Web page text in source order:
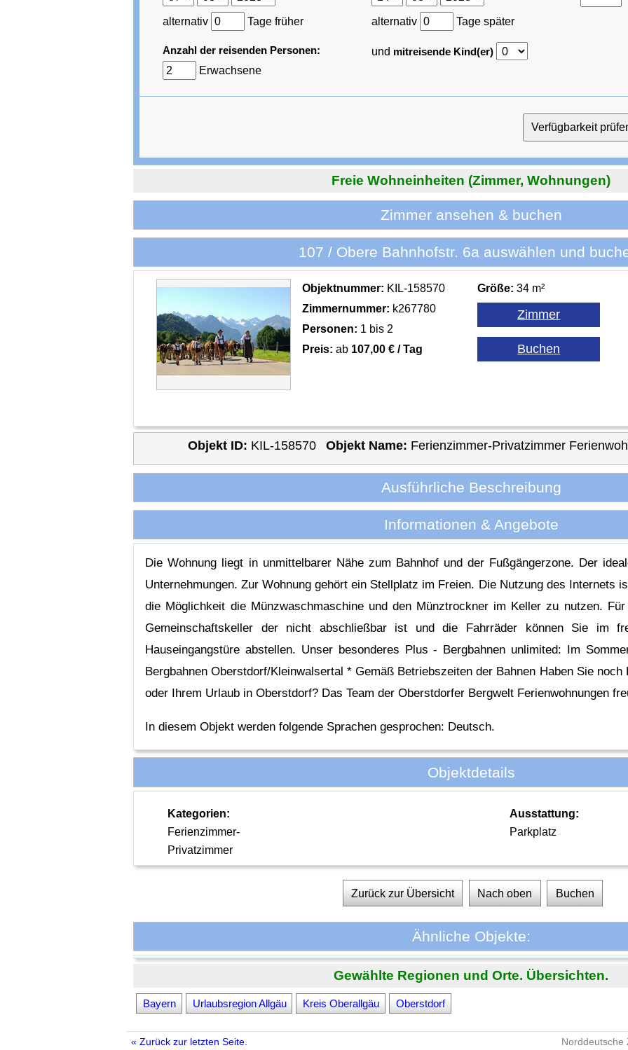
alternativ Tage früher alternativ Tage später
Anzahl der reisenden Personen:
Erwachsene
und mitreisende Kind(er)
Freie Wohneinheiten (Zimmer, Wohnungen)
Zimmer ansehen & buchen
107 / Obere Bahnhofstr. 6a auswählen und
Objektnummer: KIL-158570
Zimmernummer: k267780
Personen: 1 bis 2
Preis: ab 107,00 € / Tag
Größe: 34 m²
Objekt ID: KIL-158570 Objekt Name: Ferienzimmer-Privatzimmer
Ausführliche Beschreibung
Informationen & Angebote
Die Wohnung liegt in unmittelbarer Nähe zum Bahnhof und der Fußgängerzone. Der
Unternehmungen. Zur Wohnung gehört ein Stellplatz im Freien. Die Nutzung des Internets
die Möglichkeit die Münzwaschmaschine und den Münztrockner im Keller zu nutzen.
Gemeinschaftskeller der nicht abschließbar ist und die Fahrräder können Sie im
Hauseingangstüre abstellen. Unser besonderes Plus - Bergbahnen unlimited: Im
Bergbahnen Oberstdorf/Kleinwalsertal * Gemäß Betriebszeiten der Bahnen Haben Sie noch
oder Ihrem Urlaub in Oberstdorf? Das Team der Oberstdorfer Bergwelt Ferienwohnungen
In diesem Objekt werden folgende Sprachen gesprochen: Deutsch.
Objektdetails
Kategorien:
Ferienzimmer-
Privatzimmer
Ausstattung:
Parkplatz
Zurück zur Übersicht Nach oben Buchen
Ähnliche Objekte:
Gewählte Regionen und Orte. Übersichten.
Bayern Urlaubsregion Allgäu Kreis Oberallgäu Oberstdorf
« Zurück zur letzten Seite. Norddeutsche